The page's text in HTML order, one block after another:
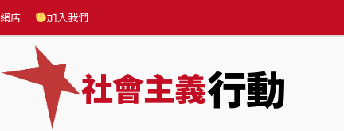
網店 加入我們
社會主義行動